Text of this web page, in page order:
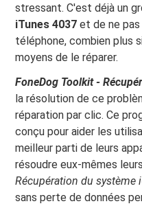
stressant. C'est déjà un
iTunes 4037 et de ne
téléphone, combien plus
moyens de le réparer.
FoneDog Toolkit -
la résolution de ce
réparation par clic. Ce
conçu pour aider les
meilleur parti de leurs
résoudre eux-mêmes
Récupération du système
sans perte de données